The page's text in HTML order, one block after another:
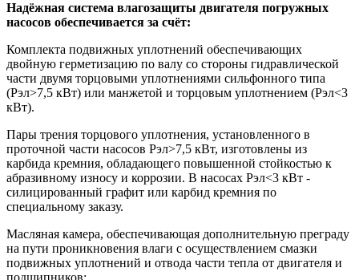
Надёжная система влагозащиты двигателя погружных
насосов обеспечивается за счёт:
Комплекта подвижных уплотнений обеспечивающих
двойную герметизацию по валу со стороны гидравлической
части двумя торцовыми уплотнениями сильфонного типа
(Рэл>7,5 кВт) или манжетой и торцовым уплотнением (Рэл<3
кВт).
Пары трения торцового уплотнения, установленного в
проточной части насосов Рэл>7,5 кВт, изготовлены из
карбида кремния, обладающего повышенной стойкостью к
абразивному износу и коррозии. В насосах Рэл<3 кВт -
силицированный графит или карбид кремния по
специальному заказу.
Масляная камера, обеспечивающая дополнительную преграду
на пути проникновения влаги с осуществлением смазки
подвижных уплотнений и отвода части тепла от двигателя и
подшипников;